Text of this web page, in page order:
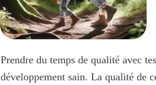
Prendre du temps de qualité avec
développement sain. La qualité de